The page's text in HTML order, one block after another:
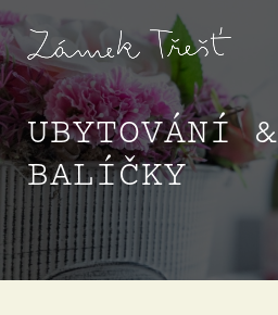
UBYTOVÁNÍ &
BALÍČKY